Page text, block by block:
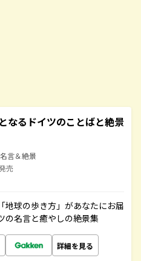
なるドイツのことばと絶景
言＆絶景
売
地球の歩き方」があなたにお届
の名言と癒やしの絶景集
詳細を見る